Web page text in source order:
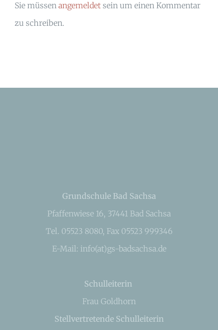
Sie müssen angemeldet sein um einen Kommentar
zu schreiben.
Grundschule Bad Sachsa
Pfaffenwiese 16, 37441 Bad Sachsa
Tel. 05523 8080, Fax 05523 999346
E-Mail: info(at)gs-badsachsa.de
Schulleiterin
Frau Goldhorn
Stellvertretende Schulleiterin